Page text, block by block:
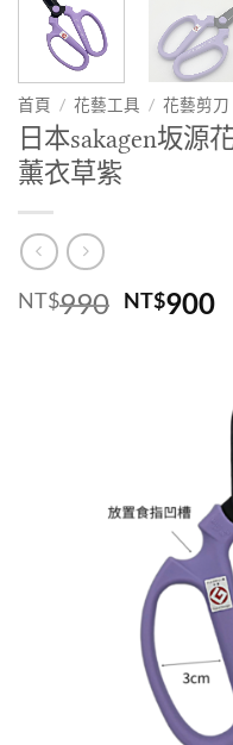
首頁 / 花藝工具 / 花藝剪刀
日本sakagen坂源
薰衣草紫
NT$990 原
NT$900目